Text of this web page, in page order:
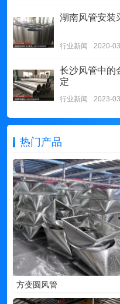
湖南风管安装
行业新闻 2020-
长沙风管中的
定
行业新闻 2023-
热门产品
方变圆风管